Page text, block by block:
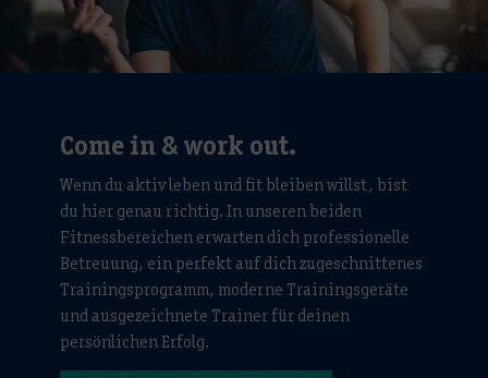
Come in & work out.
Wenn du aktiv leben und fit bleiben willst, bist
du hier genau richtig. In unseren beiden
Fitnessbereichen erwarten dich professionelle
Betreuung, ein perfekt auf dich zugeschnittenes
Trainingsprogramm, moderne Trainingsgeräte
und ausgezeichnete Trainer für deinen
persönlichen Erfolg.